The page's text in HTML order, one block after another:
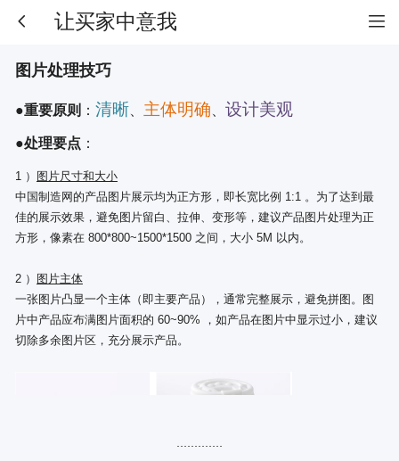
让买家中意我
图片处理技巧
●重要原则 ： 清晰、 主体明确 设计美观
●处理要点 ：
1 ） 图片尺寸和大小
中国制造网的产品图片展示均为正方形，即长宽比例 1:1 。为了达到最
佳的展示效果，避免图片留白、拉伸、变形等，建议产品图片处理为正
方形，像素在 800*800~1500*1500 之间，大小 5M 以内。
2 ） 图片主体
一张图片凸显一个主体（即主要产品），通常完整展示，避免拼图。图
片中产品应布满图片面积的 60~90%
，如产品在图片中显示过小，建议
切除多余图片区，充分展示产品。
.............